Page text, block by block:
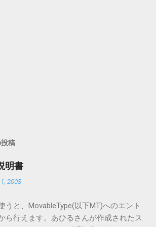
稿
明書
2003
うと、MovableType(以下MT)へのエント
ら行えます。あひるさんが作成されたス